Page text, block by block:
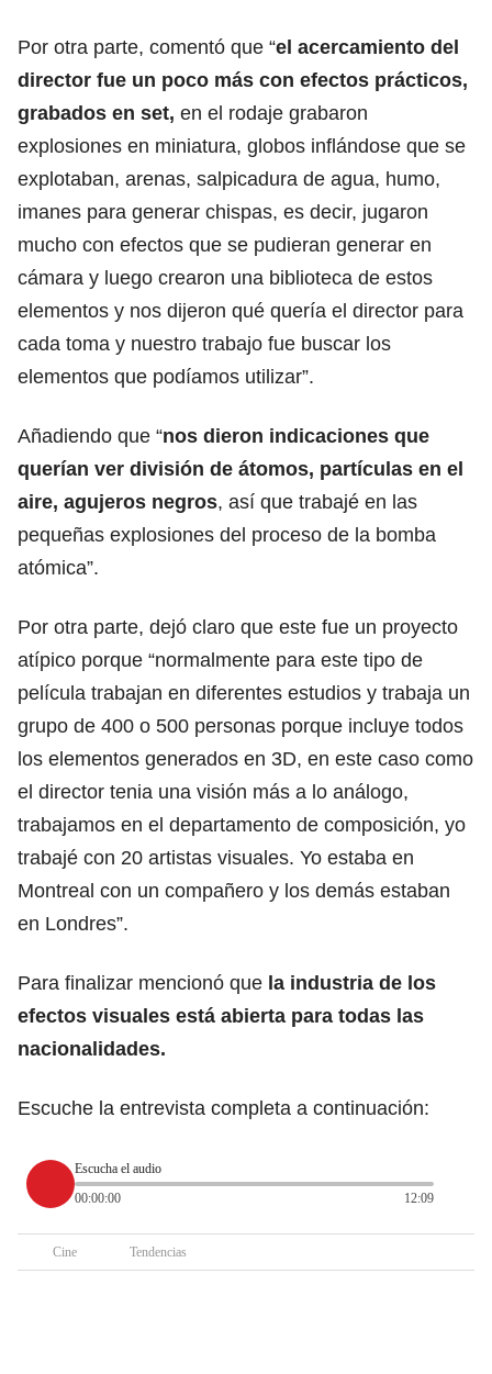
Por otra parte, comentó que “el acercamiento del
director fue un poco más con efectos prácticos,
grabados en set, en el rodaje grabaron
explosiones en miniatura, globos inflándose que se
explotaban, arenas, salpicadura de agua, humo,
imanes para generar chispas, es decir, jugaron
mucho con efectos que se pudieran generar en
cámara y luego crearon una biblioteca de estos
elementos y nos dijeron qué quería el director para
cada toma y nuestro trabajo fue buscar los
elementos que podíamos utilizar”.
Añadiendo que “nos dieron indicaciones que
querían ver división de átomos, partículas en el
aire, agujeros negros, así que trabajé en las
pequeñas explosiones del proceso de la bomba
atómica”.
Por otra parte, dejó claro que este fue un proyecto
atípico porque “normalmente para este tipo de
película trabajan en diferentes estudios y trabaja un
grupo de 400 o 500 personas porque incluye todos
los elementos generados en 3D, en este caso como
el director tenia una visión más a lo análogo,
trabajamos en el departamento de composición, yo
trabajé con 20 artistas visuales. Yo estaba en
Montreal con un compañero y los demás estaban
en Londres”.
Para finalizar mencionó que la industria de los
efectos visuales está abierta para todas las
nacionalidades.
Escuche la entrevista completa a continuación:
Escucha el audio
00:00:00
12:09
Cine Tendencias